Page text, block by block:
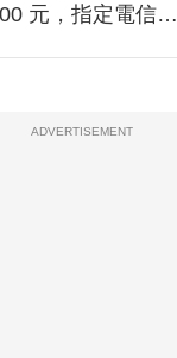
元，指定電信資
ADVERTISEMENT